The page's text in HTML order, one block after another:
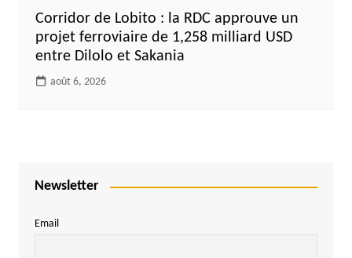
Corridor de Lobito : la RDC approuve un
projet ferroviaire de 1,258 milliard USD
entre Dilolo et Sakania
août 6, 2026
Newsletter
Email